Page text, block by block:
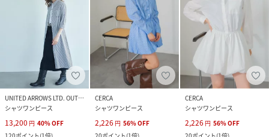
UNITED ARROWS LTD. OUTLET
シャツワンピース
13,200 円 40%OFF
CERCA
シャツワンピース
2,226 円 56%OFF
CERCA
シャツワンピース
2,226 円 56%OFF